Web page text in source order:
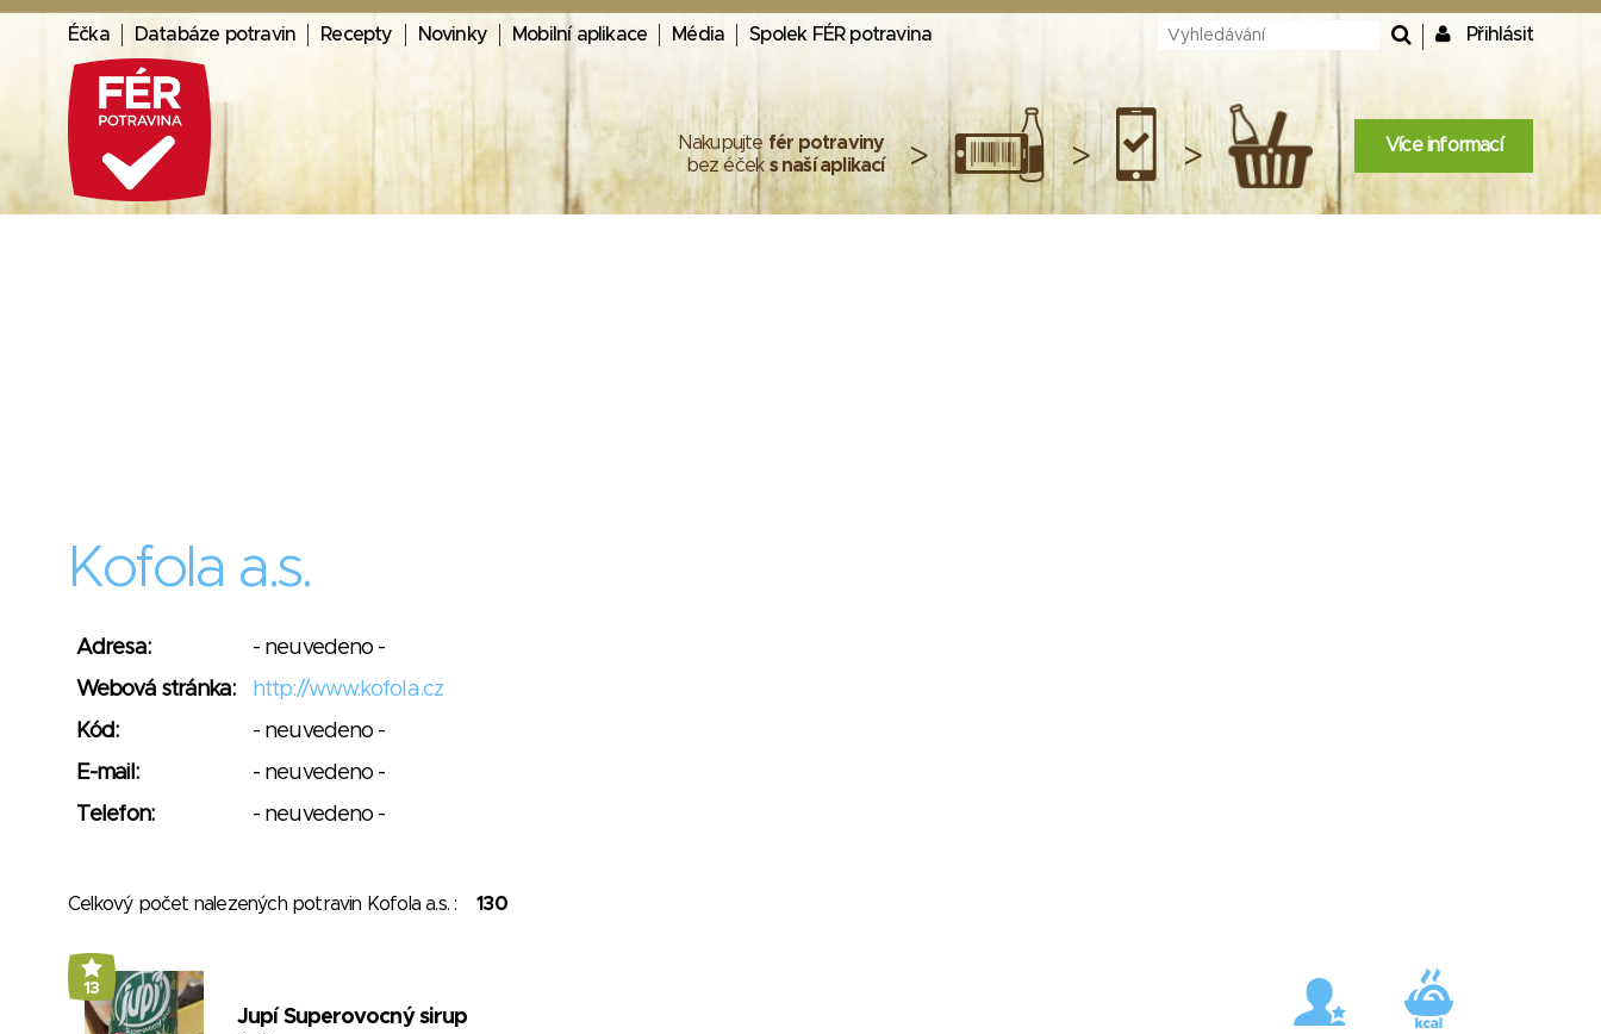
Éčka Databáze potravin Recepty Novinky Mobilní aplikace Média Spolek FÉR potravina Přihlásit
Nakupujte fér potraviny
bez éček s naší aplikací > > > Více informací
Kofola a.s.
Adresa:
- neuvedeno -
Webová stránka:
http://www.kofola.cz
Kód:
- neuvedeno -
E-mail:
- neuvedeno -
Telefon:
- neuvedeno -
Celkový počet nalezených potravin Kofola a.s. :130
13
Jupí Superovocný sirup